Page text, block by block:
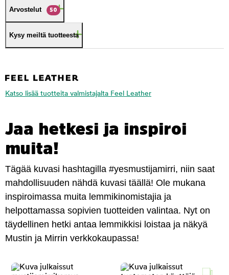
Arvostelut 50
Kysy meiltä tuotteesta
Katso lisää tuotteita valmistajalta Feel Leather
Jaa hetkesi ja inspiroi
muita!
Tägää kuvasi hashtagilla #yesmustijamirri, niin saat
mahdollisuuden nähdä kuvasi täällä! Ole mukana
inspiroimassa muita lemmikinomistajia ja
helpottamassa sopivien tuotteiden valintaa. Nyt on
täydellinen hetki antaa lemmikkisi loistaa ja näkyä
Mustin ja Mirrin verkkokaupassa!